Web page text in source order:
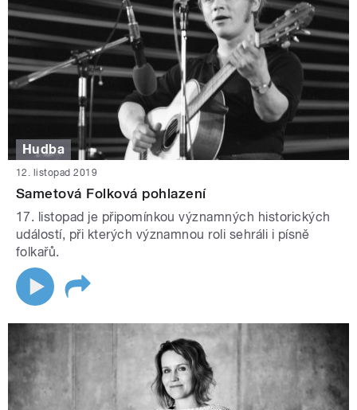
Hudba
12. listopad 2019
Sametová Folková pohlazení
17. listopad je připomínkou významných historických
událostí, při kterých významnou roli sehráli i písně
folkařů.